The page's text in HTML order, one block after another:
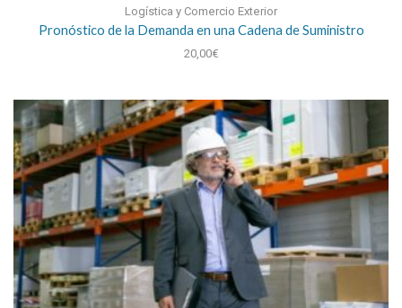
Logística y Comercio Exterior
Pronóstico de la Demanda en una Cadena de Suministro
20,00€